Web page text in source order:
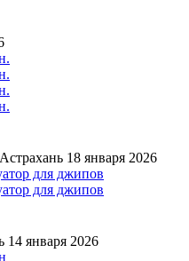
Астрахань 18 января 2026
14 января 2026